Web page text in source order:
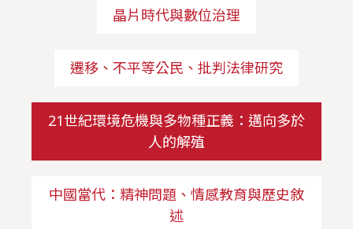
晶片時代與數位治理
遷移、不平等公民、批判法律研究
21世紀環境危機與多物種正義：邁向多於
人的解殖
中國當代：精神問題、情感教育與歷史敘
述